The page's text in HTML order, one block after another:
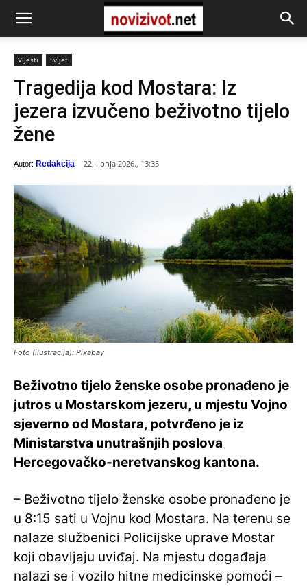
Vijesti Svijet
Tragedija kod Mostara: Iz
jezera izvučeno beživotno tijelo
žene
Autor: Redakcija 22. lipnja 2026., 13:35
Foto (ilustracija): Pixabay
Beživotno tijelo ženske osobe pronađeno je
jutros u Mostarskom jezeru, u mjestu Vojno
sjeverno od Mostara, potvrđeno je iz
Ministarstva unutrašnjih poslova
Hercegovačko-neretvanskog kantona.
– Beživotno tijelo ženske osobe pronađeno je
u 8:15 sati u Vojnu kod Mostara. Na terenu se
nalaze službenici Policijske uprave Mostar
koji obavljaju uviđaj. Na mjestu događaja
nalazi se i vozilo hitne medicinske pomoći –